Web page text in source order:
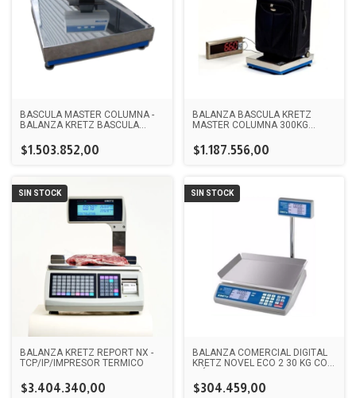
BASCULA MASTER COLUMNA -
BALANZA KRETZ BASCULA
CON COLUMNA CAPACIDADES
80, 150 Y 250KG
$1.503.852,00
BALANZA BASCULA KRETZ
MASTER COLUMNA 300KG
$1.187.556,00
SIN STOCK
BALANZA KRETZ REPORT NX -
TCP/IP/IMPRESOR TERMICO
$3.404.340,00
SIN STOCK
BALANZA COMERCIAL DIGITAL
KRETZ NOVEL ECO 2 30 KG CON
$304.459,00